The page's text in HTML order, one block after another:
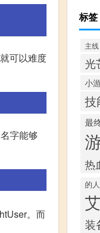
可以难度
字能够
。而
标签
主线
光
小
技
最
热
的人
装